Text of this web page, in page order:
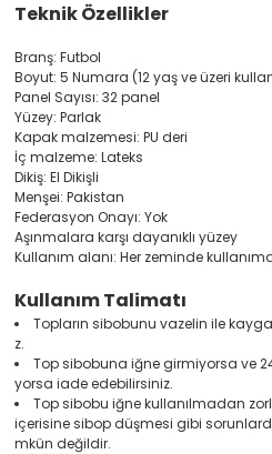
Teknik Özellikler
Branş: Futbol
Boyut: 5 Numara (12 yaş ve üzeri
Panel Sayısı: 32 panel
Yüzey: Parlak
Kapak malzemesi: PU deri
İç malzeme: Lateks
Dikiş: El Dikişli
Menşei: Pakistan
Federasyon Onayı: Yok
Aşınmalara karşı dayanıklı yüzey
Kullanım alanı: Her zeminde
Kullanım Talimatı
Topların sibobunu vazelin ile
z.
Top sibobuna iğne girmiyorsa ve
yorsa iade edebilirsiniz.
Top sibobu iğne kullanılmadan
içerisine sibop düşmesi gibi
mkün değildir.